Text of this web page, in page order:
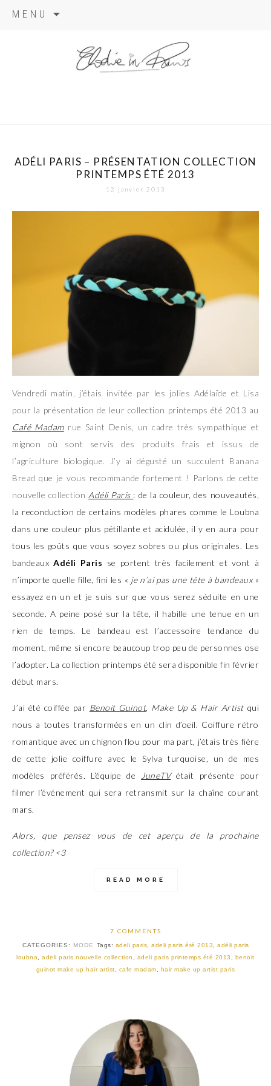
MENU
ADÉLI PARIS – PRÉSENTATION COLLECTION
PRINTEMPS ÉTÉ 2013
12 janvier 2013
Vendredi matin, j’étais invitée par les jolies Adélaïde et Lisa
pour la présentation de leur collection printemps été 2013 au
Café Madamrue Saint Denis, un cadre très sympathique et
mignon où sont servis des produits frais et issus de
l’agriculture biologique. J’y ai dégusté un succulent Banana
Bread que je vous recommande fortement ! Parlons de cette
nouvelle collection Adéli Paris : de la couleur, des nouveautés,
la reconduction de certains modèles phares comme le Loubna
dans une couleur plus pétillante et acidulée, il y en aura pour
tous les goûts que vous soyez sobres ou plus originales. Les
bandeauxAdéli Paris se portent très facilement et vont à
n’importe quelle fille, fini les « je n’ai pas une tête à bandeaux»
essayez en un et je suis sur que vous serez séduite en une
seconde. A peine posé sur la tête, il habille une tenue en un
rien de temps. Le bandeau est l’accessoire tendance du
moment, même si encore beaucoup trop peu de personnes ose
l’adopter. La collection printemps été sera disponible fin février
début mars.
J’ai été coiffée par Benoit Guinot, Make Up & Hair Artistqui
nous a toutes transformées en un clin d’oeil. Coiffure rétro
romantique avec un chignon flou pour ma part, j’étais très fière
de cette jolie coiffure avec le Sylva turquoise, un de mes
modèles préférés. L’équipe de
JuneTVétait présente pour
filmer l’événement qui sera retransmit sur la chaîne courant
mars.
Alors, que pensez vous de cet aperçu de la prochaine
collection? <3
READ MORE
7 COMMENTS
CATEGORIES: MODE Tags: adeli paris adeli paris été 2013
adéli paris
loubna
,adeli paris nouvelle collection adeli paris printemps été 2013
benoit
guinot make up hair artist
cafe madam hair make up artist paris